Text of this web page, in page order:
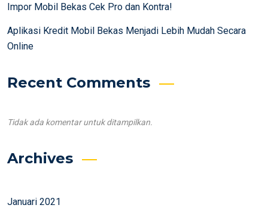
Impor Mobil Bekas Cek Pro dan Kontra!
Aplikasi Kredit Mobil Bekas Menjadi Lebih Mudah Secara
Online
Recent Comments
Tidak ada komentar untuk ditampilkan.
Archives
Januari 2021